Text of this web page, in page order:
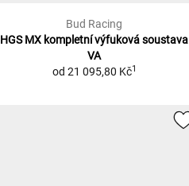
Bud Racing
HGS MX kompletní výfuková soustava
VA
od 21 095,80 Kč1